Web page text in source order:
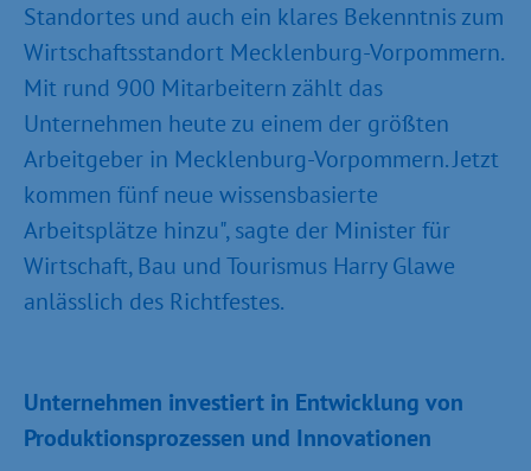
Standortes und auch ein klares Bekenntnis zum
Wirtschaftsstandort Mecklenburg-Vorpommern.
Mit rund 900 Mitarbeitern zählt das
Unternehmen heute zu einem der größten
Arbeitgeber in Mecklenburg-Vorpommern. Jetzt
kommen fünf neue wissensbasierte
Arbeitsplätze hinzu", sagte der Minister für
Wirtschaft, Bau und Tourismus Harry Glawe
anlässlich des Richtfestes.
Unternehmen investiert in Entwicklung von
Produktionsprozessen und Innovationen